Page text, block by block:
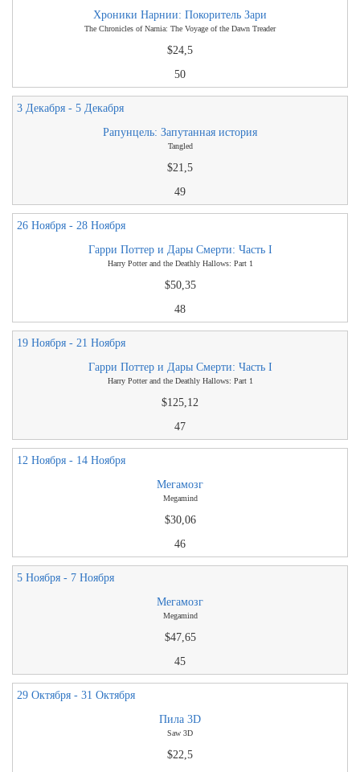
Хроники Нарнии: Покоритель Зари
The Chronicles of Narnia: The Voyage of the Dawn Treader
$24,5
50
3 Декабря - 5 Декабря
Рапунцель: Запутанная история
Tangled
$21,5
49
26 Ноября - 28 Ноября
Гарри Поттер и Дары Смерти: Часть I
Harry Potter and the Deathly Hallows: Part 1
$50,35
48
19 Ноября - 21 Ноября
Гарри Поттер и Дары Смерти: Часть I
Harry Potter and the Deathly Hallows: Part 1
$125,12
47
12 Ноября - 14 Ноября
Мегамозг
Megamind
$30,06
46
5 Ноября - 7 Ноября
Мегамозг
Megamind
$47,65
45
29 Октября - 31 Октября
Пила 3D
Saw 3D
$22,5